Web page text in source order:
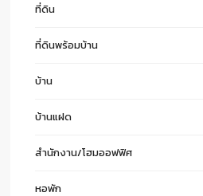
ที่ดิน
ที่ดินพร้อมบ้าน
บ้าน
บ้านแฝด
สำนักงาน/โฮมออฟฟิศ
หอพัก